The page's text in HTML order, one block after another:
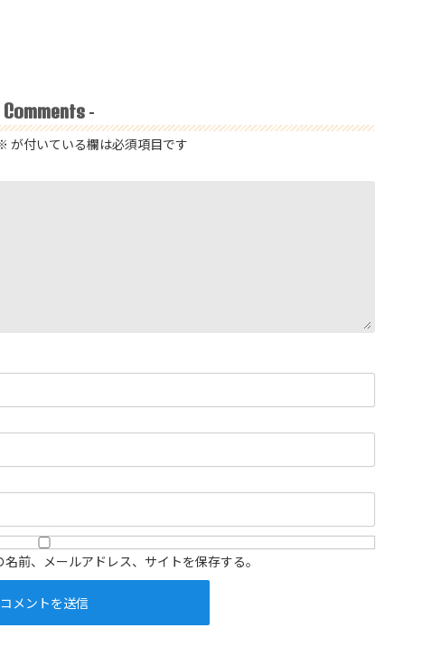
Comments -
が付いている欄は必須項目です
前、メールアドレス、サイトを保存する。